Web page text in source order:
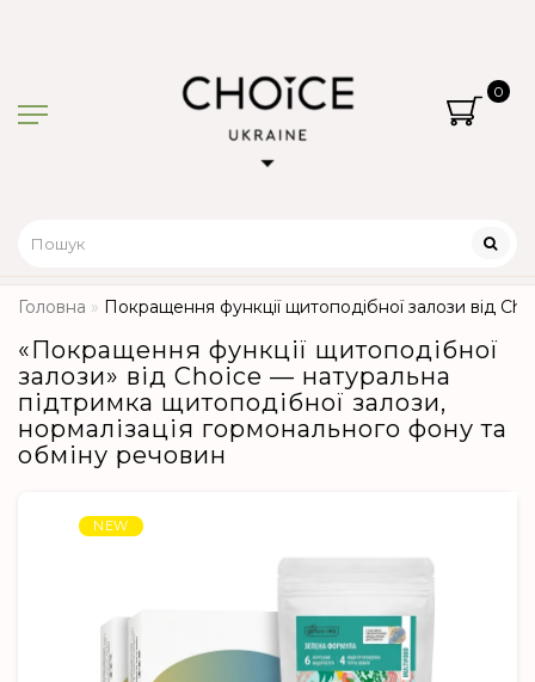
0
Головна Покращення функції щитоподібної залози від
«Покращення функції щитоподібної
залози» від Choice — натуральна
підтримка щитоподібної залози,
нормалізація гормонального фону та
обміну речовин
NEW